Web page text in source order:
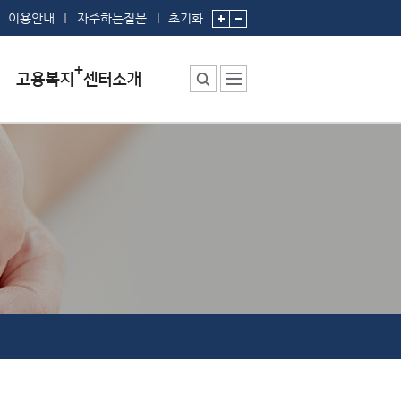
이용안내 자주하는질문 초기화
부서 및 직원소개
시설안내
찾아오시는 길